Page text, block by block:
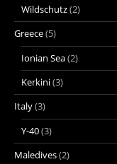
Wildschutz(2)
Greece(5)
Ionian Sea(2)
Kerkini(3)
Italy(3)
Y-40(3)
Maledives(2)